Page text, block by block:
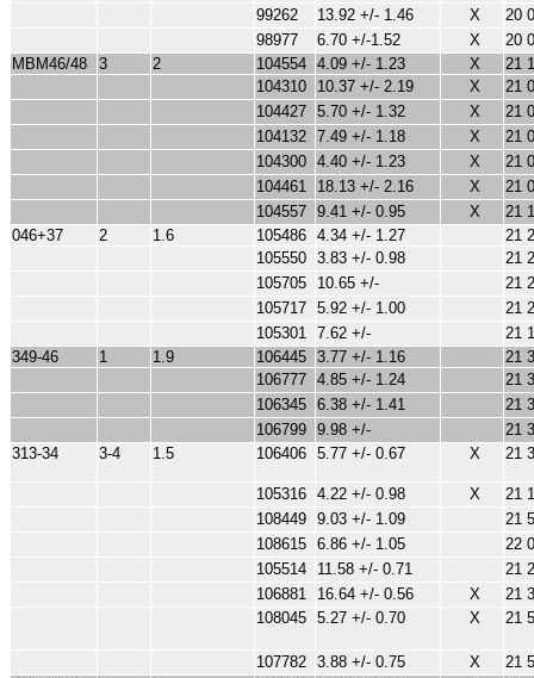
99262
13.92 +/- 1.46 X
20
98977
6.70 +/-1.52 X
20
MBM46/48
3 2 104554 4.09 +/- 1.23 X
21
104310
10.37 +/- 2.19 X
21
104427 5.70 +/- 1.32 X
21
104132 7.49 +/- 1.18 X
21
104300 4.40 +/- 1.23 X
21
104461
18.13 +/- 2.16 X
21
104557 9.41 +/- 0.95 X
21
046+37
2 1.6 105486 4.34 +/- 1.27
21
105550 3.83 +/- 0.98
21
105705
10.65 +/-
21
105717 5.92 +/- 1.00
21
105301 7.62 +/-
21
349-46
1 1.9 106445 3.77 +/- 1.16
21
106777 4.85 +/- 1.24
21
106345 6.38 +/- 1.41
21
106799 9.98 +/-
21
313-34
3-4 1.5 106406 5.77 +/- 0.67 X 21
105316 4.22 +/- 0.98 X
21
108449 9.03 +/- 1.09
21
108615 6.86 +/- 1.05
22
105514
11.58 +/- 0.71
21
106881
16.64 +/- 0.56 X
21
108045 5.27 +/- 0.70 X 21
107782 3.88 +/- 0.75 X
21